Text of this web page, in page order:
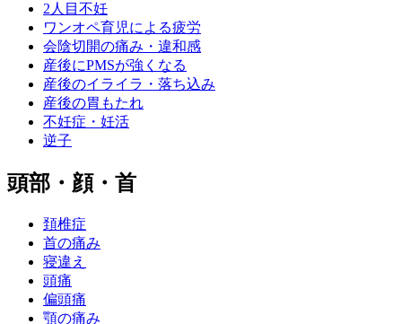
2人目不妊
ワンオペ育児による疲労
会陰切開の痛み・違和感
産後にPMSが強くなる
産後のイライラ・落ち込み
産後の胃もたれ
不妊症・妊活
逆子
頭部・顔・首
頚椎症
首の痛み
寝違え
頭痛
偏頭痛
顎の痛み